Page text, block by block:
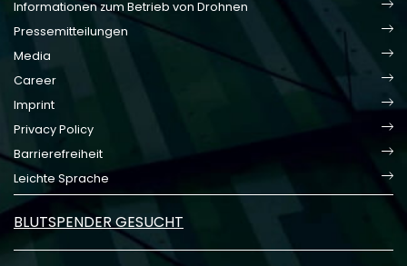
Informationen zum Betrieb von Drohnen
Pressemitteilungen
Media
Career
Imprint
Privacy Policy
Barrierefreiheit
Leichte Sprache
BLUTSPENDER GESUCHT